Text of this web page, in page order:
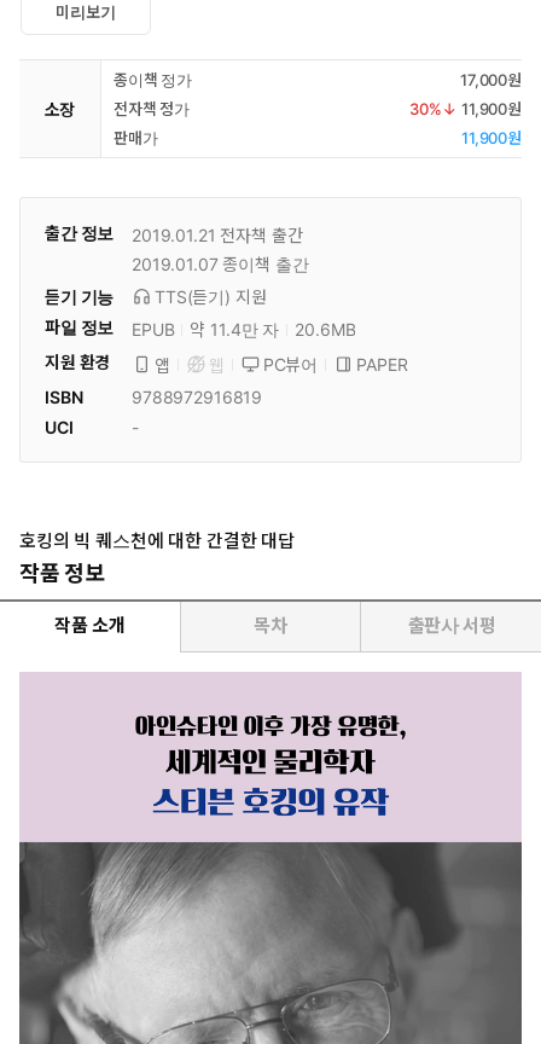
미리보기
소장
종이책 정가
17,000원
전자책 정가
30%↓ 11,900원
판매가
11,900원
출간 정보 2019.01.21 전자책 출간
2019.01.07 종이책 출간
듣기 기능
TTS(듣기) 지원
파일 정보
EPUB 약 11.4만 자
20.6MB
지원 환경
앱 웹 PC뷰어
PAPER
ISBN
9788972916819
UCI
-
호킹의 빅 퀘스천에 대한 간결한 대답
작품 정보
작품 소개 목차 출판사 서평